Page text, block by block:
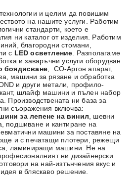
и целим да повишим
на нашите услуги. Работим
стандарти, което е
ни каталог от изделия. Работим
благородни стомани,
с LED осветление . Разполагаме
и заваръчни услуги оборудван
боядисване , СО-Аргон апарат,
машини за рязане и обработка
и други метали, профило-
шлайф машини и пълен набор
Производствената ни база за
съоражения включва:
за лепене на винил , шевни
подшиване и кантиране на
машини за поставяне на
и с печатащи плотери, режещи
ламиниращи машини. Не на
ни дизайнерски
на най-изтънчения вкус и
в бляскаво решение.